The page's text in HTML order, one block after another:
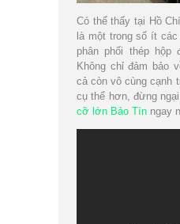
Có thể thấy tại Hồ
là một trong số ít
phân phối thép hộp
Không chỉ đảm bảo
cả còn vô cùng cạnh
cụ thể hơn, đừng
cỡ lớn Bảo Tín ngay